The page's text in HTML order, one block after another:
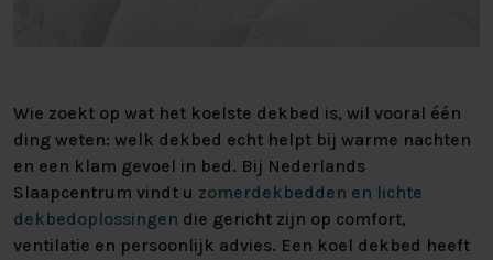
Wie zoekt op wat het koelste dekbed is, wil vooral één
ding weten: welk dekbed echt helpt bij warme nachten
en een klam gevoel in bed. Bij Nederlands
Slaapcentrum vindt u zomerdekbedden en lichte
dekbedoplossingen die gericht zijn op comfort,
ventilatie en persoonlijk advies. Een koel dekbed heeft